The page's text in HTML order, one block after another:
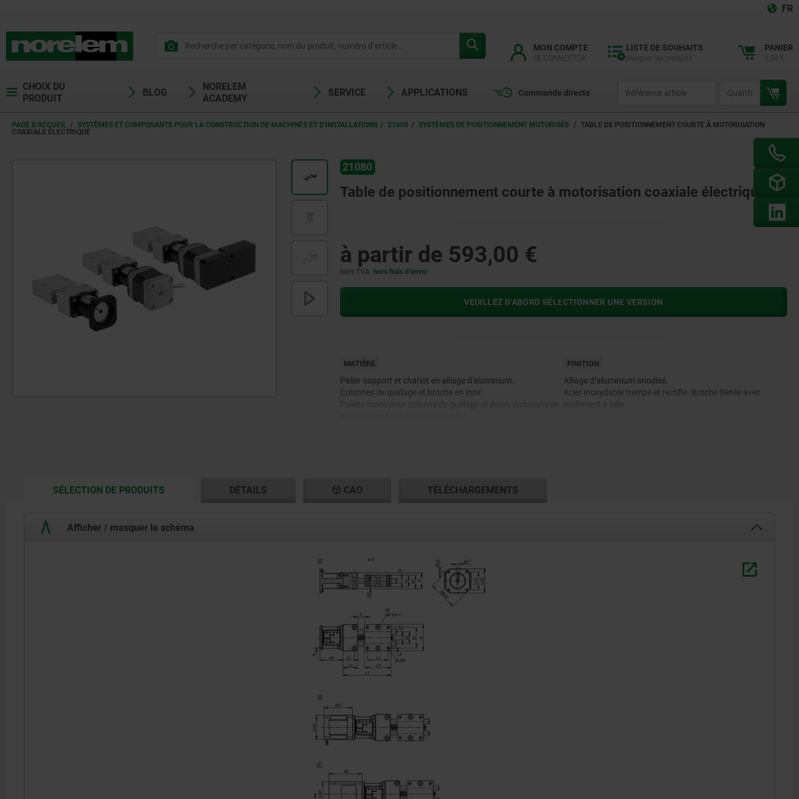
FR
MON COMPTE LISTE DE SOUHAITS PANIER
CHOIX DU
PRODUIT
BLOG
NORELEM
ACADEMY
SERVICE APPLICATIONS Commande directe
PAGE D’ACCUEIL SYSTÈMES ET COMPOSANTS POUR LA CONSTRUCTION DE MACHINES ET D'INSTALLATIONS 21000 SYSTÈMES DE POSITIONNEMENT MOTORISÉS
TABLE DE POSITIONNEMENT COURTE À MOTORISATION
COAXIALE ÉLECTRIQUE
21080
Table de positionnement courte à motorisation coaxiale électrique
à partir de 593,00 €
hors TVA hors frais d’envoi
VEUILLEZ D’ABORD SÉLECTIONNER UNE VERSION
MATIÈRE
Palier-support et chariot en alliage d'aluminium.
Colonnes de guidage et broche en inox .
FINITION
Alliage d’aluminium anodisé.
Acier inoxydable trempé et rectifié. Broche filetée avec
SÉLECTION DE PRODUITSCURRENT
DÉTAILS CAO TÉLÉCHARGEMENTS
Afficher / masquer le schéma